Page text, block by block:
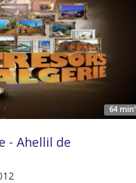
64 min'
- Ahellil de